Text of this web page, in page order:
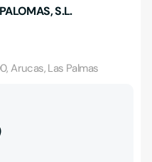
S.L.
Arucas, Las Palmas